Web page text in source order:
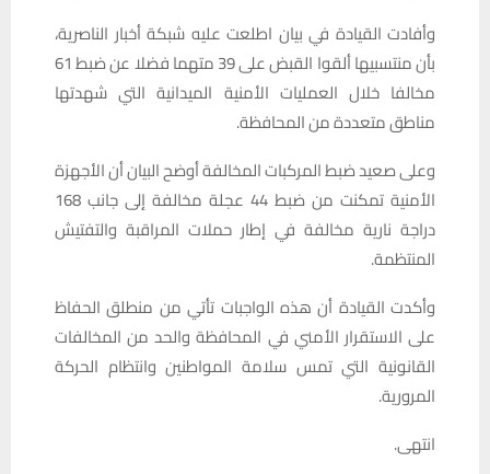
وأفادت القيادة في بيان اطلعت عليه شبكة أخبار الناصرية،
بأن منتسبيها ألقوا القبض على 39 متهما فضلا عن ضبط 61
مخالفا خلال العمليات الأمنية الميدانية التي شهدتها
مناطق متعددة من المحافظة.
وعلى صعيد ضبط المركبات المخالفة أوضح البيان أن الأجهزة
الأمنية تمكنت من ضبط 44 عجلة مخالفة إلى جانب 168
دراجة نارية مخالفة في إطار حملات المراقبة والتفتيش
المنتظمة.
وأكدت القيادة أن هذه الواجبات تأتي من منطلق الحفاظ
على الاستقرار الأمني في المحافظة والحد من المخالفات
القانونية التي تمس سلامة المواطنين وانتظام الحركة
المرورية.
انتهى.